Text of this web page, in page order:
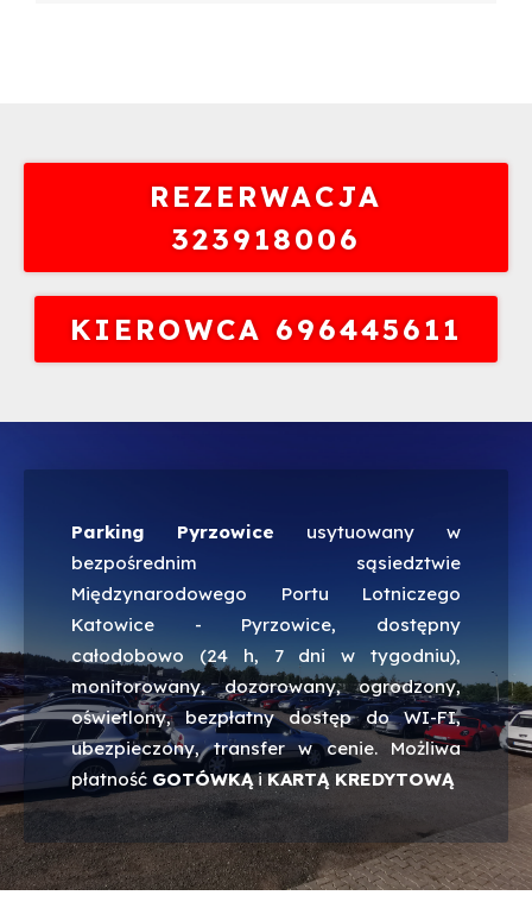
REZERWACJA
323918006
KIEROWCA 696445611
Parking Pyrzowice usytuowany w
bezpośrednim sąsiedztwie
Międzynarodowego Portu Lotniczego
Katowice - Pyrzowice, dostępny
całodobowo (24 h, 7 dni w tygodniu),
monitorowany, dozorowany, ogrodzony,
oświetlony, bezpłatny dostęp do WI-FI,
ubezpieczony, transfer w cenie. Możliwa
płatność GOTÓWKĄiKARTĄ KREDYTOWĄ